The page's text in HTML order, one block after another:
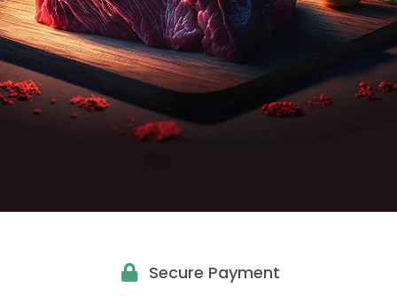
Secure Payment